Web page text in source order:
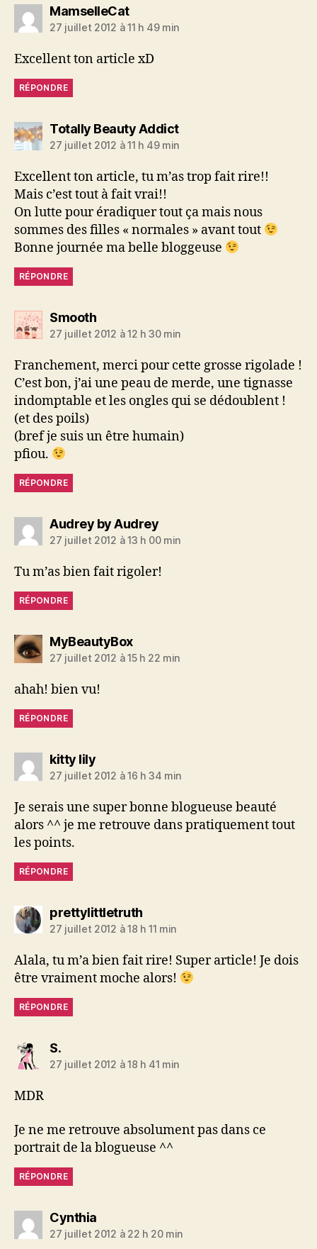
MamselleCatdit :
27 juillet 2012 à 11 h 49 min
Excellent ton article xD
RÉPONDRE
Totally Beauty Addictdit :
27 juillet 2012 à 11 h 49 min
Excellent ton article, tu m’as trop fait rire!!
Mais c’est tout à fait vrai!!
On lutte pour éradiquer tout ça mais nous
sommes des filles « normales » avant tout
Bonne journée ma belle bloggeuse
RÉPONDRE
Smoothdit :
27 juillet 2012 à 12 h 30 min
Franchement, merci pour cette grosse rigolade !
C’est bon, j’ai une peau de merde, une tignasse
indomptable et les ongles qui se dédoublent !
(et des poils)
(bref je suis un être humain)
pfiou.
RÉPONDRE
Audrey by Audreydit :
27 juillet 2012 à 13 h 00 min
Tu m’as bien fait rigoler!
RÉPONDRE
MyBeautyBoxdit :
27 juillet 2012 à 15 h 22 min
ahah! bien vu!
RÉPONDRE
kitty lilydit :
27 juillet 2012 à 16 h 34 min
Je serais une super bonne blogueuse beauté
alors ^^ je me retrouve dans pratiquement tout
les points.
RÉPONDRE
prettylittletruthdit :
27 juillet 2012 à 18 h 11 min
Alala, tu m’a bien fait rire! Super article! Je dois
être vraiment moche alors!
RÉPONDRE
S.dit :
27 juillet 2012 à 18 h 41 min
MDR
Je ne me retrouve absolument pas dans ce
portrait de la blogueuse ^^
RÉPONDRE
Cynthiadit :
27 juillet 2012 à 22 h 20 min